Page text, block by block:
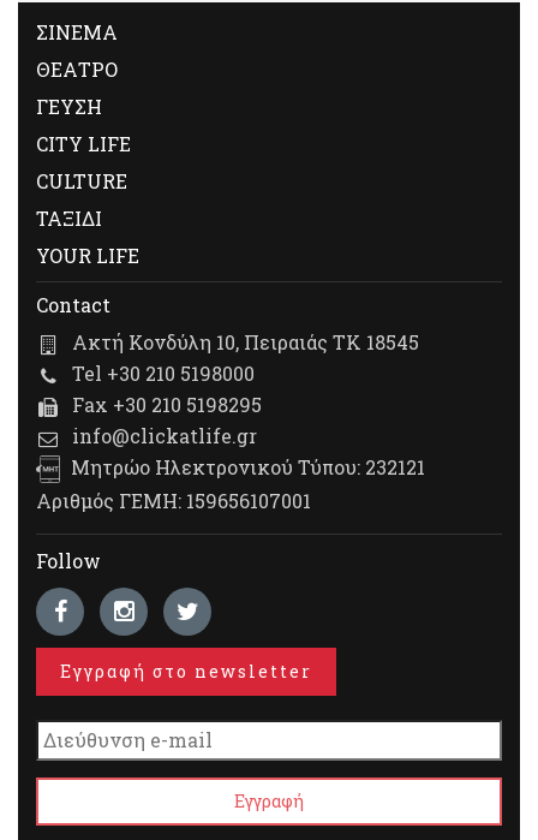
ΣΙΝΕΜΑ
ΘΕΑΤΡΟ
ΓΕΥΣΗ
CITY LIFE
CULTURE
ΤΑΞΙΔΙ
YOUR LIFE
Contact
Ακτή Κονδύλη 10, Πειραιάς ΤΚ 18545
Tel +30 210 5198000
Fax +30 210 5198295
info@clickatlife.gr
Μητρώο Ηλεκτρονικού Τύπου: 232121
Αριθμός ΓΕΜΗ: 159656107001
Follow
Εγγραφή στο newsletter